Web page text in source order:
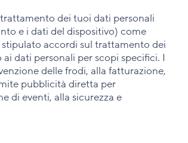
dei tuoi dati personali
e i dati del dispositivo) come
accordi sul trattamento dei
dati personali per scopi specifici. I
delle frodi, alla fatturazione,
pubblicità diretta per
di eventi, alla sicurezza e